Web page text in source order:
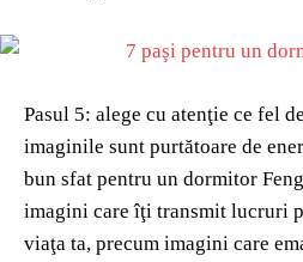
Pasul 5: alege cu atenţie ce fel
imaginile sunt purtătoare de
bun sfat pentru un dormitor
imagini care îţi transmit lucruri
viaţa ta, precum imagini care